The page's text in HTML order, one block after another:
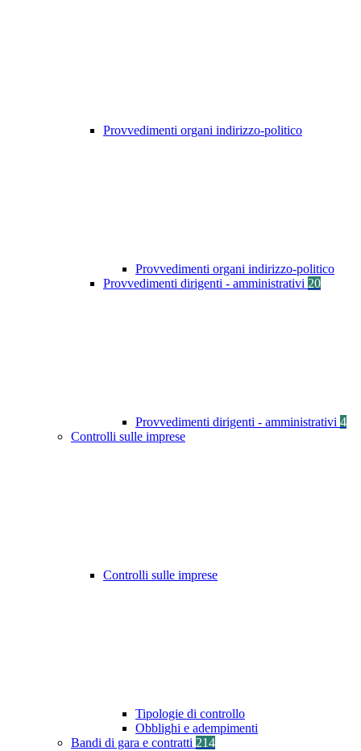
Provvedimenti organi indirizzo-politico
Provvedimenti organi indirizzo-politico
Provvedimenti dirigenti - amministrativi 20
Provvedimenti dirigenti - amministrativi 4
Controlli sulle imprese
Controlli sulle imprese
Tipologie di controllo
Obblighi e adempimenti
Bandi di gara e contratti 214